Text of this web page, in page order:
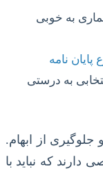
به خوبی
پایان نامه
به درستی
از ابهام.
دارند که نباید با